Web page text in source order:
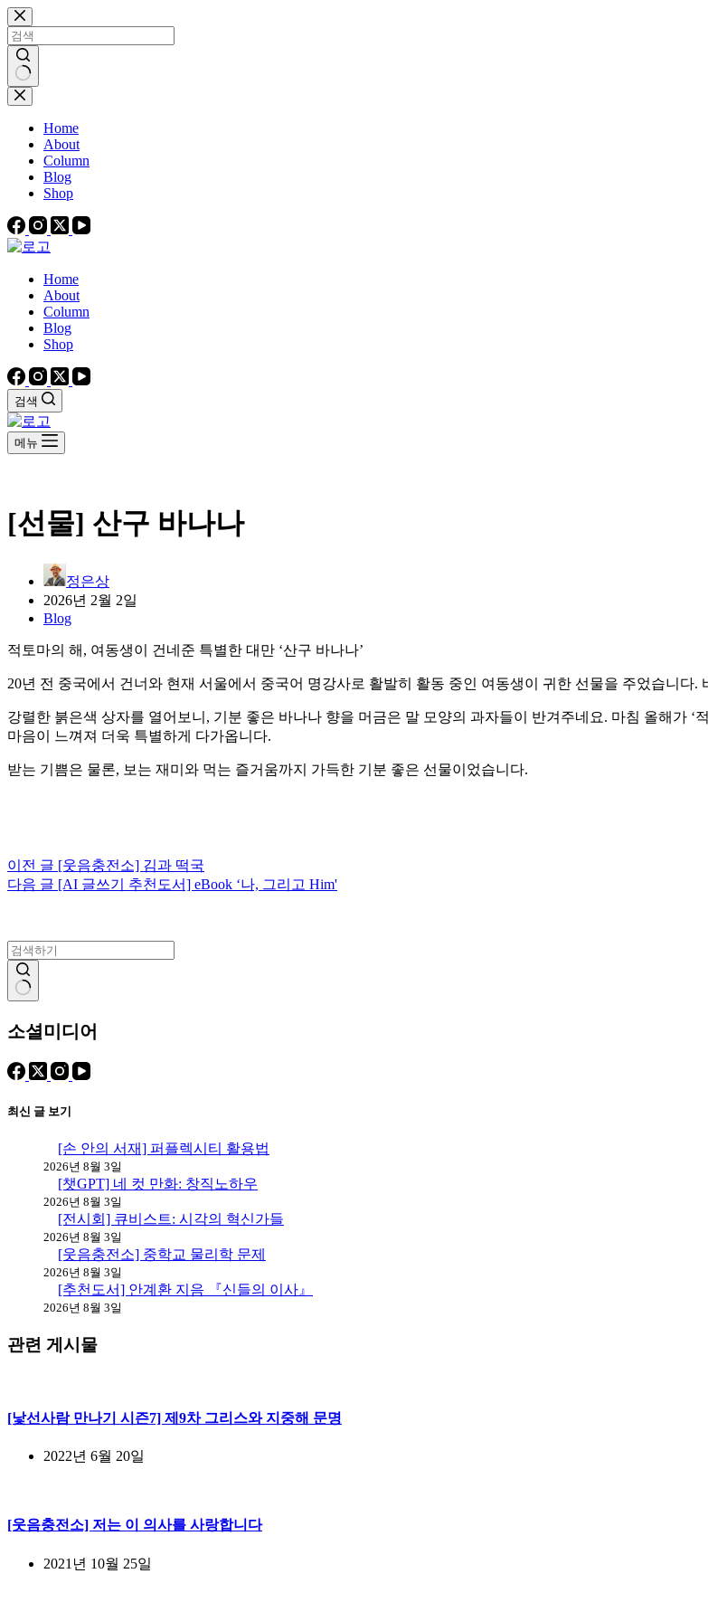
본
문
으
로
건
너
결
Home
About
Column
Blog
Shop
Home
About
Column
Blog
Shop
검색
메뉴
[선물] 산구 바나나
정은상
2026년 2월 2일
Blog
적토마의 해, 여동생이 건네준 특별한 대만 ‘산구 바나나’
20년 전 중국에서 건너와 현재 서울에서 중국어 명강사로 활발히 활동 중인 여동생이 귀한 선물을 주었습니다.
강렬한 붉은색 상자를 열어보니, 기분 좋은 바나나 향을 머금은 말 모양의 과자들이 반겨주네요. 마침 올해가
마음이 느껴져 더욱 특별하게 다가옵니다.
받는 기쁨은 물론, 보는 재미와 먹는 즐거움까지 가득한 기분 좋은 선물이었습니다.
이전 글 [웃음충전소] 김과 떡국
다음 글 [AI 글쓰기 추천도서] eBook ‘나, 그리고 Him'
과
음
소셜미디어
최신 글 보기
[손 안의 서재] 퍼플렉시티 활용법
2026년 8월 3일
[챗GPT] 네 컷 만화: 창직노하우
2026년 8월 3일
[전시회] 큐비스트: 시각의 혁신가들
2026년 8월 3일
[웃음충전소] 중학교 물리학 문제
2026년 8월 3일
[추천도서] 안계환 지음 『신들의 이사』
2026년 8월 3일
관련 게시물
[낯선사람 만나기 시즌7] 제9차 그리스와 지중해 문명
2022년 6월 20일
[웃음충전소] 저는 이 의사를 사랑합니다
2021년 10월 25일